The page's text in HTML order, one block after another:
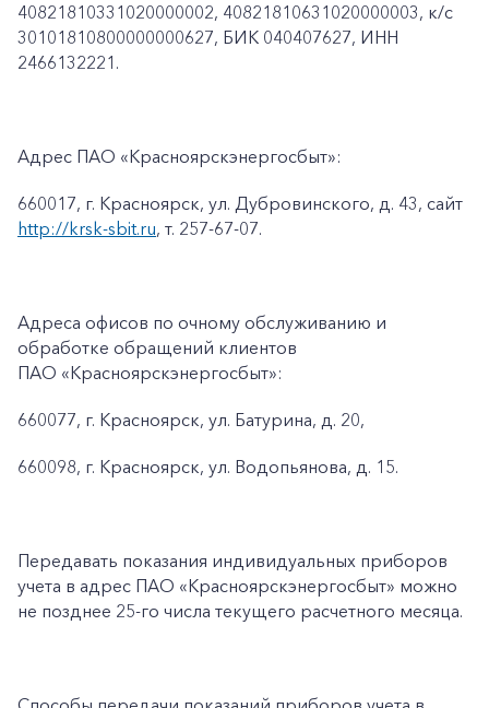
40821810331020000002, 40821810631020000003, к/c
30101810800000000627, БИК 040407627, ИНН
2466132221.
Адрес ПАО «Красноярскэнергосбыт»:
660017, г. Красноярск, ул. Дубровинского, д. 43, сайт
http://krsk-sbit.ru, т. 257-67-07.
Адреса офисов по очному обслуживанию и
обработке обращений клиентов
ПАО «Красноярскэнергосбыт»:
660077, г. Красноярск, ул. Батурина, д. 20,
660098, г. Красноярск, ул. Водопьянова, д. 15.
Передавать показания индивидуальных приборов
учета в адрес ПАО «Красноярскэнергосбыт» можно
не позднее 25-го числа текущего расчетного месяца.